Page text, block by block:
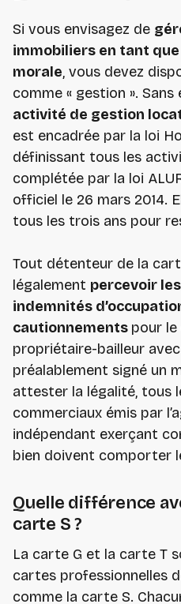
Si vous envisagez de
immobiliers en tant
morale, vous devez
comme « gestion ». Sans
activité de gestion
est encadrée par la loi
définissant tous les
complétée par la loi
officiel le 26 mars 2014.
tous les trois ans pour
Tout détenteur de la
légalement percevoir
indemnités
cautionnements pour
propriétaire-bailleur
préalablement signé un
attester la légalité, tous
commerciaux émis par
indépendant exerçant
bien doivent comporter
Quelle différence
carte S ?
La carte G et la carte T
cartes professionnelles
comme la carte S.